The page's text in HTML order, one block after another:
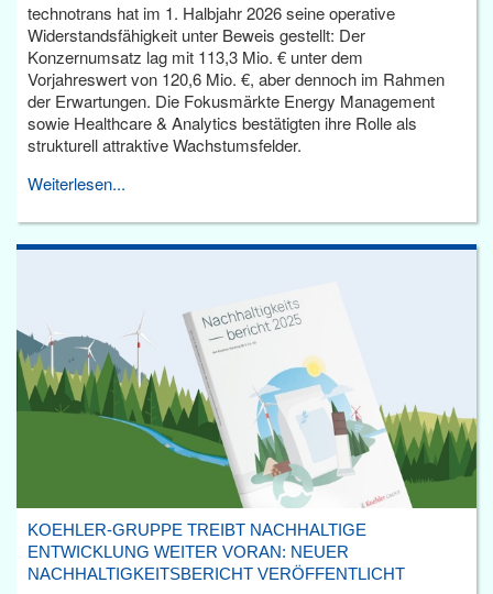
technotrans hat im 1. Halbjahr 2026 seine operative
Widerstandsfähigkeit unter Beweis gestellt: Der
Konzernumsatz lag mit 113,3 Mio. € unter dem
Vorjahreswert von 120,6 Mio. €, aber dennoch im Rahmen
der Erwartungen. Die Fokusmärkte Energy Management
sowie Healthcare & Analytics bestätigten ihre Rolle als
strukturell attraktive Wachstumsfelder.
Weiterlesen...
KOEHLER-GRUPPE TREIBT NACHHALTIGE
ENTWICKLUNG WEITER VORAN: NEUER
NACHHALTIGKEITSBERICHT VERÖFFENTLICHT